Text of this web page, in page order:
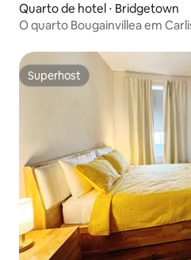
Quarto de hotel ⋅ Bridgetown
O quarto Bougainvillea em
Superhost
Superhost